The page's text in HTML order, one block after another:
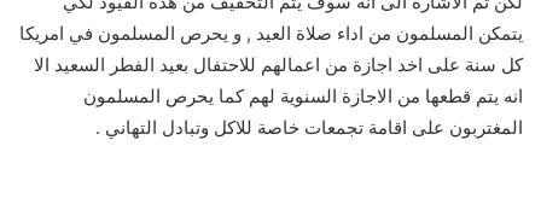
يتمكن المسلمون من اداء صلاة العيد , و يحرص المسلمون في امريكا
كل سنة على اخد اجازة من اعمالهم للاحتفال بعيد الفطر السعيد الا
انه يتم قطعها من الاجازة السنوية لهم كما يحرص المسلمون
المغتربون على اقامة تجمعات خاصة للاكل وتبادل التهاني .